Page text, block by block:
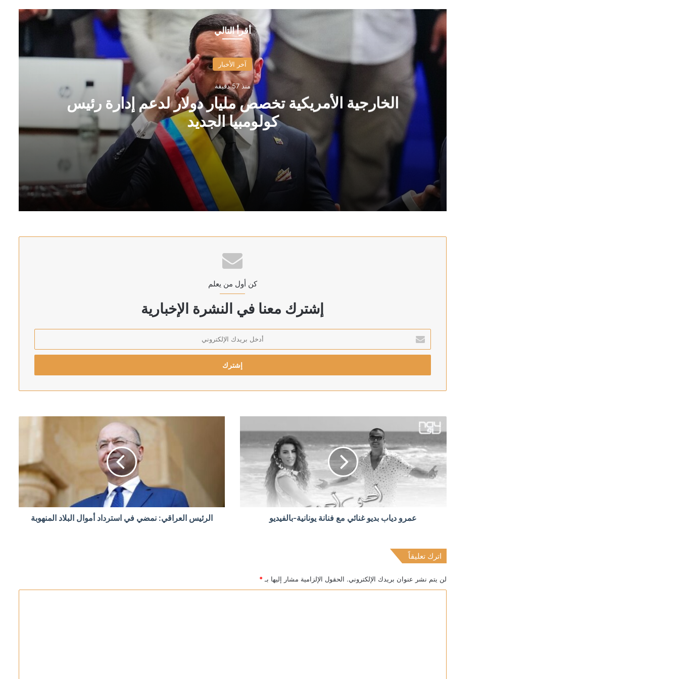
أقرأ التالي
آخر الأخبار
منذ 57 دقيقة
الخارجية الأمريكية تخصص مليار دولار لدعم إدارة رئيس
كولومبيا الجديد
الخارجية الأمريكية تخصص مليار دولار لدعم إدارة رئيس كولومبيا الجديد
لبنان وإسرائيل يتفقان على قائمة دول مختصرة للإشراف على نزع سلاح “حزب الله”
سعر الدولار اليوم في مصر السبت 8 أغسطس 2026
منذ ساعتين
الجيش اليمني يرد على هجمات معسكرات مأرب
“الصادقون”: أطراف خارجية توسلت بالعراق لضمان عدم الرد على الاعتداءات
اليمن.. مجلس الدفاع الوطني يقر الرد الحازم على هجمات الحوثيين ويرفع الجاهزية القصوى
كن أول من يعلم
إشترك معنا في النشرة الإخبارية
بريدك
الإلكتروني
عمرو دياب بديو غنائي مع فنانة يونانية-بالفيديو الرئيس العراقي: نمضي في استرداد أموال البلاد المنهوبة
اترك تعليقاً
لن يتم نشر عنوان بريدك الإلكتروني. الحقول الإلزامية مشار إليها بـ *